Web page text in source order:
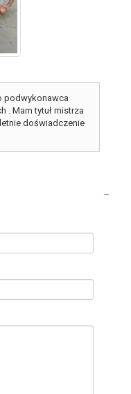
podwykonawca
. Mam tytuł mistrza
doświadczenie